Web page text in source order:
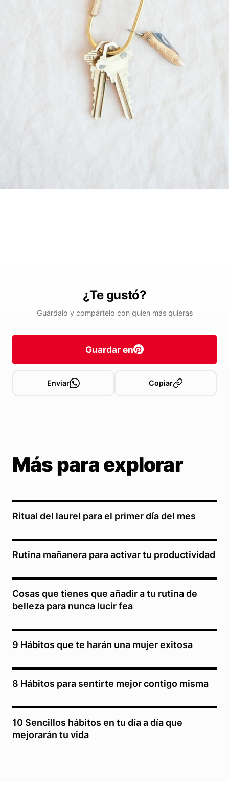
¿Te gustó?
Guárdalo y compártelo con quien más quieras
Guardar en
Enviar Copiar
Más para explorar
Ritual del laurel para el primer día del mes
Rutina mañanera para activar tu productividad
Cosas que tienes que añadir a tu rutina de
belleza para nunca lucir fea
9 Hábitos que te harán una mujer exitosa
8 Hábitos para sentirte mejor contigo misma
10 Sencillos hábitos en tu día a día que
mejorarán tu vida